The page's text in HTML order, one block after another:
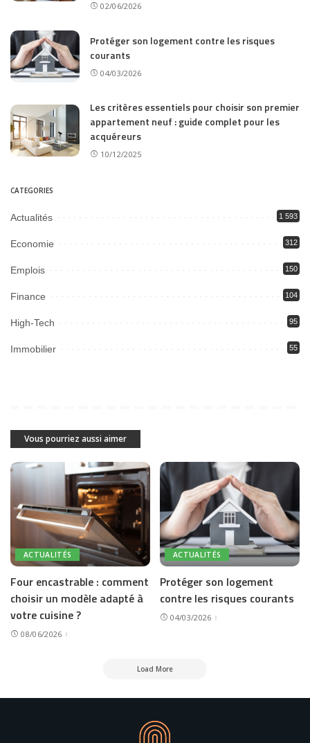
02/06/2026
Protéger son logement contre les risques
courants
04/03/2026
Les critères essentiels pour choisir son premier
appartement neuf : guide complet pour les
acquéreurs
10/12/2025
CATEGORIES
Actualités 1 593
Economie 312
Emplois 150
Finance 104
High-Tech 95
Immobilier 55
Vous pourriez aussi aimer
ACTUALITÉS
Four encastrable : comment
choisir un modèle adapté à
votre cuisine ?
08/06/2026
ACTUALITÉS
Protéger son logement
contre les risques courants
04/03/2026
Load More